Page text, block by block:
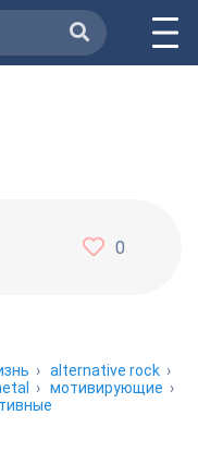
0
›alternative rock ›
›мотивирующие ›